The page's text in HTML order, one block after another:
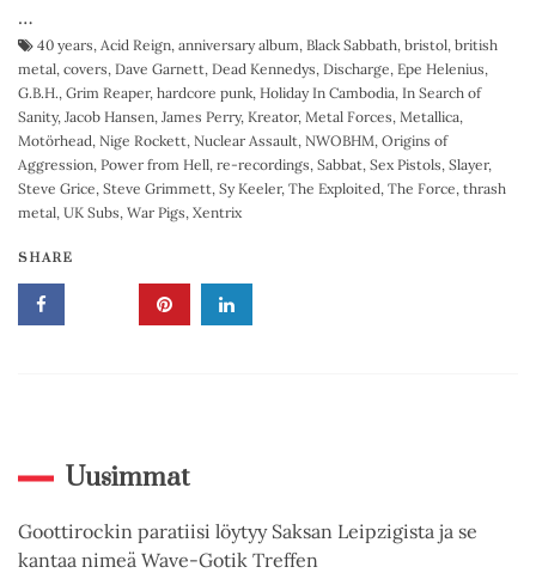
…
40 years, Acid Reign, anniversary album, Black Sabbath, bristol, british
metal, covers, Dave Garnett, Dead Kennedys, Discharge, Epe Helenius,
G.B.H., Grim Reaper, hardcore punk, Holiday In Cambodia, In Search of
Sanity, Jacob Hansen, James Perry, Kreator, Metal Forces, Metallica,
Motörhead, Nige Rockett, Nuclear Assault, NWOBHM, Origins of
Aggression, Power from Hell, re-recordings, Sabbat, Sex Pistols, Slayer,
Steve Grice, Steve Grimmett, Sy Keeler, The Exploited, The Force, thrash
metal, UK Subs, War Pigs, Xentrix
SHARE
Uusimmat
Goottirockin paratiisi löytyy Saksan Leipzigista ja se
kantaa nimeä Wave-Gotik Treffen